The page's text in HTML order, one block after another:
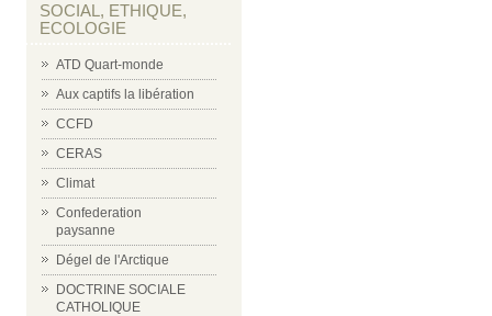
SOCIAL, ETHIQUE,
ECOLOGIE
ATD Quart-monde
Aux captifs la libération
CCFD
CERAS
Climat
Confederation
paysanne
Dégel de l'Arctique
DOCTRINE SOCIALE
CATHOLIQUE